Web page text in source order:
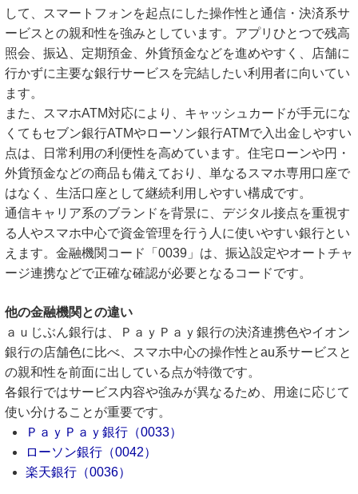
して、スマートフォンを起点にした操作性と通信・決済系サ
ービスとの親和性を強みとしています。アプリひとつで残高
照会、振込、定期預金、外貨預金などを進めやすく、店舗に
行かずに主要な銀行サービスを完結したい利用者に向いてい
ます。
また、スマホATM対応により、キャッシュカードが手元にな
くてもセブン銀行ATMやローソン銀行ATMで入出金しやすい
点は、日常利用の利便性を高めています。住宅ローンや円・
外貨預金などの商品も備えており、単なるスマホ専用口座で
はなく、生活口座として継続利用しやすい構成です。
通信キャリア系のブランドを背景に、デジタル接点を重視す
る人やスマホ中心で資金管理を行う人に使いやすい銀行とい
えます。金融機関コード「0039」は、振込設定やオートチャ
ージ連携などで正確な確認が必要となるコードです。
他の金融機関との違い
ａｕじぶん銀行は、ＰａｙＰａｙ銀行の決済連携色やイオン
銀行の店舗色に比べ、スマホ中心の操作性とau系サービスと
の親和性を前面に出している点が特徴です。
各銀行ではサービス内容や強みが異なるため、用途に応じて
使い分けることが重要です。
ＰａｙＰａｙ銀行（0033）
ローソン銀行（0042）
楽天銀行（0036）